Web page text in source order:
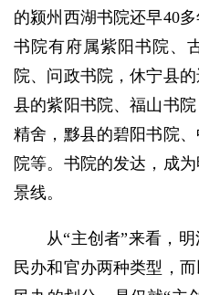
的颍州西湖书院还早40
书院有府属紫阳书院、
院、问政书院，休宁县
县的紫阳书院、福山书
精舍，黟县的碧阳书院
院等。书院的发达，成
景线。
从“主创者”来看，
民办和官办两种类型，